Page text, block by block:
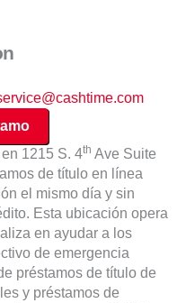
1215 S. 4th Ave Suite
de título en línea
el mismo día y sin
Esta ubicación opera
en ayudar a los
de emergencia
préstamos de título de
y préstamos de